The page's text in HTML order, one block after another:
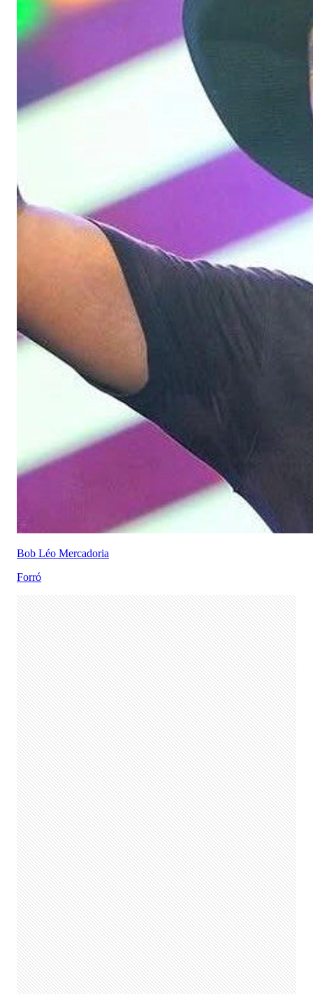
Bob Léo Mercadoria
Forró